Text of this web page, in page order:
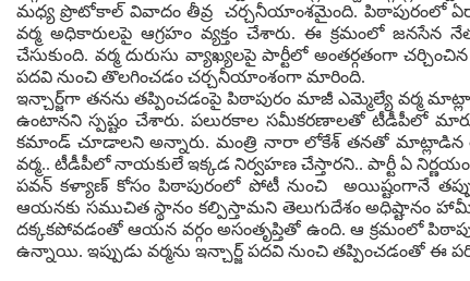
మధ్య ప్రొటోకాల్ వివాదం తీవ్ర చర్చనీయాంశమైంది. పిఠాపురంలో
వ‌ర్మ అధికారుల‌పై ఆగ్ర‌హం వ్య‌క్తం చేశారు. ఈ క్ర‌మంలో
చేసుకుంది. వ‌ర్మ దురుసు వ్యాఖ్య‌ల‌పై పార్టీలో అంత‌ర్గ‌తంగా
పదవి నుంచి తొలగించడం చర్చనీయాంశంగా మారింది.
ఇన్చార్జ్‌గా తనను తప్పించడంపై పిఠాపురం మాజీ ఎమ్మెల్యే వర్మ
ఉంటానని స్పష్టం చేశారు. పలురకాల సమీకరణాలతో టీడీపీలో
కమాండ్ చూడాలని అన్నారు. మంత్రి నారా లోకేశ్ తనతో మాట్లాడిన
వర్మ.. టీడీపీలో నాయకులే ఇక్కడ నిర్వహణ చేస్తారని.. పార్టీ ఏ
పవన్ కళ్యాణ్ కోసం పిఠాపురంలో పోటీ నుంచి అయిష్టంగానే
ఆయనకు సముచిత స్థానం కల్పిస్తామని తెలుగుదేశం అధిష్టానం
దక్కకపోవడంతో ఆయన వర్గం అసంతృప్తితో ఉంది. ఆ క్రమంలో
ఉన్నాయి. ఇప్పుడు వర్మను ఇన్చార్జ్ పదవి నుంచి తప్పించడంతో ఈ